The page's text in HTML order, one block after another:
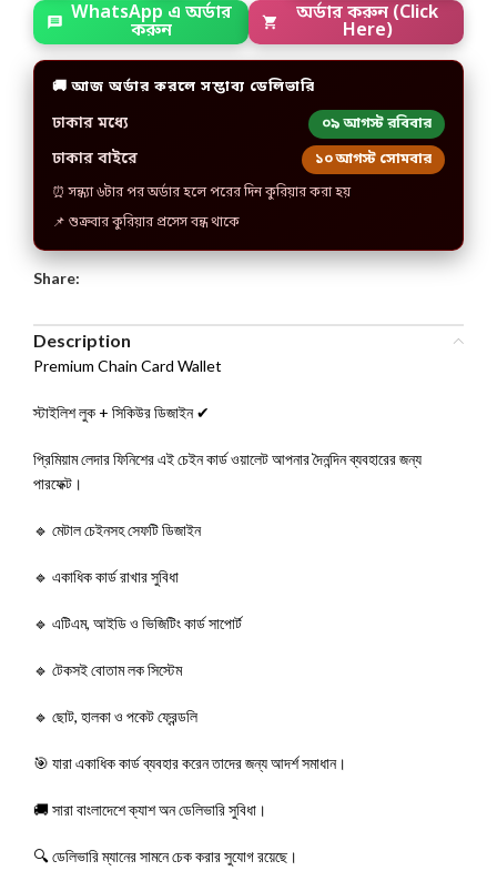
WhatsApp এ অর্ডার
করুন
অর্ডার করুন (Click
Here)
🚚 আজ অর্ডার করলে সম্ভাব্য ডেলিভারি
ঢাকার মধ্যে ০৯ আগস্ট রবিবার
ঢাকার বাইরে ১০ আগস্ট সোমবার
⏰ সন্ধ্যা ৬টার পর অর্ডার হলে পরের দিন কুরিয়ার করা হয়
📌 শুক্রবার কুরিয়ার প্রসেস বন্ধ থাকে
Share:
Description
Premium Chain Card Wallet
স্টাইলিশ লুক + সিকিউর ডিজাইন ✔
প্রিমিয়াম লেদার ফিনিশের এই চেইন কার্ড ওয়ালেট আপনার দৈনন্দিন ব্যবহারের জন্য
পারফেক্ট।
🔹 মেটাল চেইনসহ সেফটি ডিজাইন
🔹 একাধিক কার্ড রাখার সুবিধা
🔹 এটিএম, আইডি ও ভিজিটিং কার্ড সাপোর্ট
🔹 টেকসই বোতাম লক সিস্টেম
🔹 ছোট, হালকা ও পকেট ফ্রেন্ডলি
🎯 যারা একাধিক কার্ড ব্যবহার করেন তাদের জন্য আদর্শ সমাধান।
🚚 সারা বাংলাদেশে ক্যাশ অন ডেলিভারি সুবিধা।
🔍 ডেলিভারি ম্যানের সামনে চেক করার সুযোগ রয়েছে।